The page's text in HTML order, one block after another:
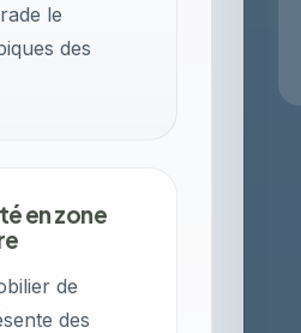
le
des
en zone
de
des